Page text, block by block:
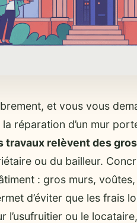
et vous vous
réparation d’un mur
travaux relèvent des
ou du bailleur.
: gros murs,
d’éviter que les frais
l’usufruitier ou le